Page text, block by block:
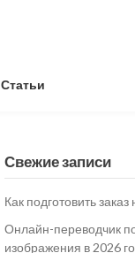
Статьи
Свежие записи
Как подготовить
Онлайн-переводчик
изображения в 2026